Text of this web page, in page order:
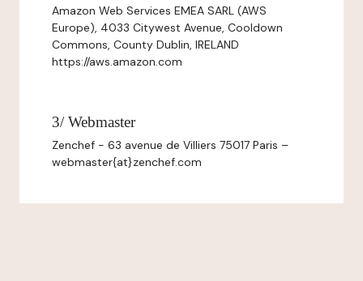
Amazon Web Services EMEA SARL (AWS
Europe), 4033 Citywest Avenue, Cooldown
Commons, County Dublin, IRELAND
https://aws.amazon.com
3/ Webmaster
Zenchef - 63 avenue de Villiers 75017 Paris –
webmaster{at}zenchef.com